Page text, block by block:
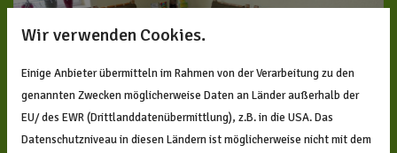
Wir verwenden Cookies.
Einige Anbieter übermitteln im Rahmen von der Verarbeitung zu den
genannten Zwecken möglicherweise Daten an Länder außerhalb der
EU/ des EWR (Drittlanddatenübermittlung), z.B. in die USA. Das
Datenschutzniveau in diesen Ländern ist möglicherweise nicht mit dem